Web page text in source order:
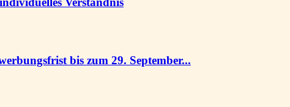
bis zum 29. September...